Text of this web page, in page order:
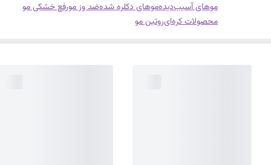
موهای آسیب‌دیدهموهای دکلره شدهضد وز مورفع خشکی مو
محصولات کره‌ایروتین مو